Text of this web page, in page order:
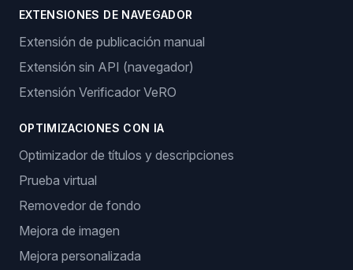
EXTENSIONES DE NAVEGADOR
Extensión de publicación manual
Extensión sin API (navegador)
Extensión Verificador VeRO
OPTIMIZACIONES CON IA
Optimizador de títulos y descripciones
Prueba virtual
Removedor de fondo
Mejora de imagen
Mejora personalizada